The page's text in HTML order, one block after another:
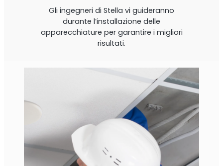
Gli ingegneri di Stella vi guideranno
durante l’installazione delle
apparecchiature per garantire i migliori
risultati.